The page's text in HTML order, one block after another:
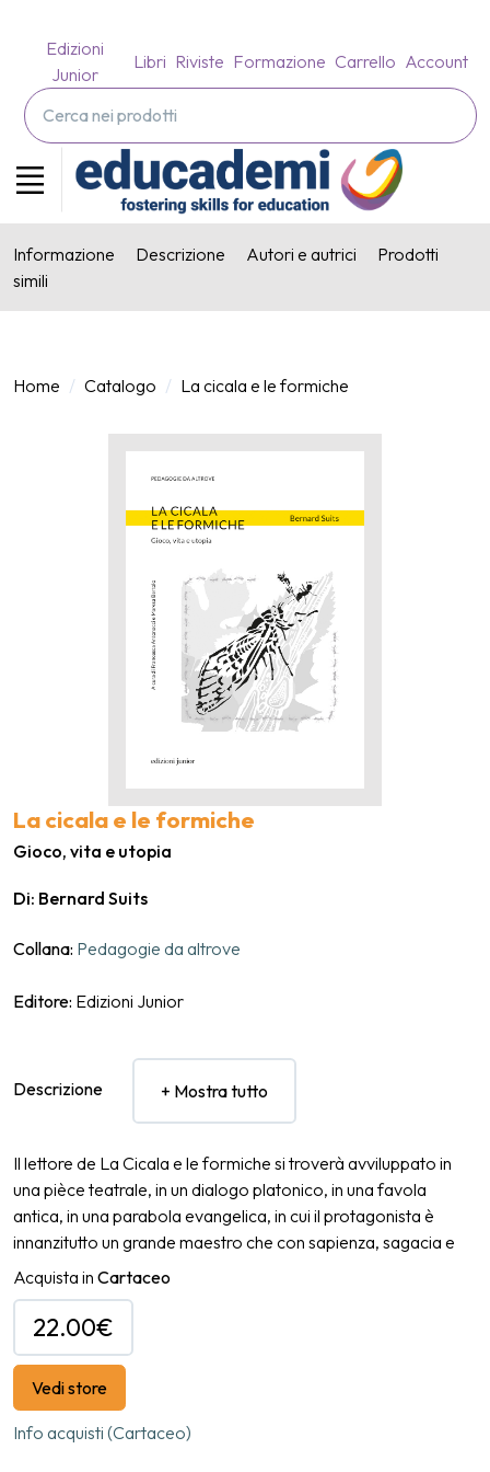
Edizioni
Junior
Libri Riviste Formazione Carrello Account
Informazione Descrizione Autori e autrici
Prodotti
simili
Home Catalogo La cicala e le formiche
La cicala e le formiche
Gioco, vita e utopia
Di: Bernard Suits
Collana: Pedagogie da altrove
Editore: Edizioni Junior
Descrizione + Mostra tutto
Il lettore de La Cicala e le formiche si troverà avviluppato in
una pièce teatrale, in un dialogo platonico, in una favola
antica, in una parabola evangelica, in cui il protagonista è
innanzitutto un grande maestro che con sapienza, sagacia e
un’incrollabile fiducia nelle capacità dei suoi allievi si mostra e
si sottrae, come dovrebbe fare ogni buon insegnante, per
lasciare il campo, poco prima della fine, senza fornire
assenza. Si tratta di un testo che si pone alla base dello studio
del gioco, stimolando riflessioni sulla natura stessa dell’atto di
giocare. Riteniamo che la sua lettura sia importante per
Acquista in Cartaceo
22.00€
Vedi store
Info acquisti (Cartaceo)